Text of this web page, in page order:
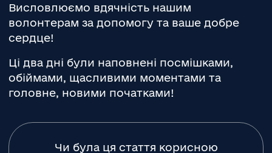
Висловлюємо вдячність нашим
волонтерам за допомогу та ваше добре
сердце!
Ці два дні були наповнені посмішками,
обіймами, щасливими моментами та
головне, новими початками!
Чи була ця стаття корисною